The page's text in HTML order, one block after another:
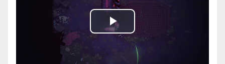
Play
Video